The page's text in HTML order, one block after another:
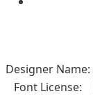
Designer Name:
Font License: